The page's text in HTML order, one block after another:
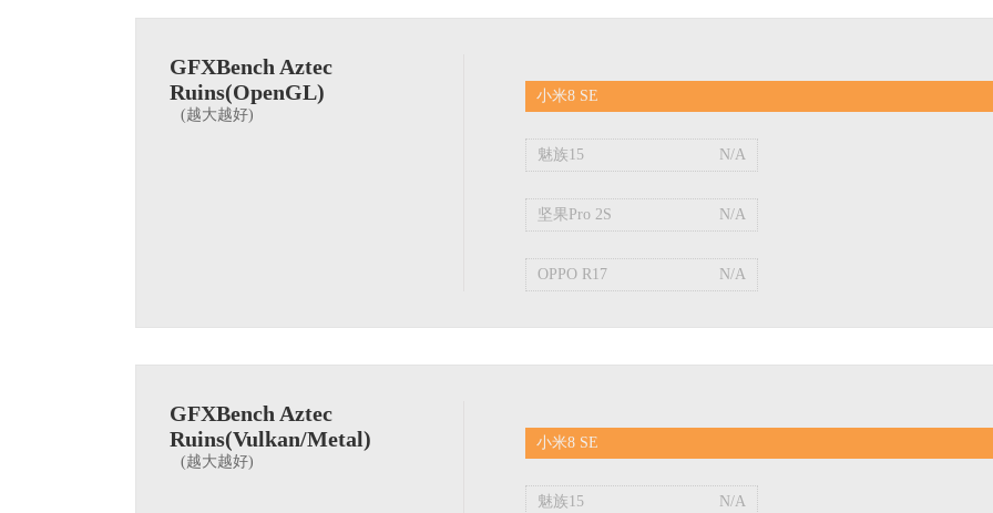
GFXBench Aztec
Ruins(OpenGL)
(越大越好)
小米8 SE
魅族15 N/A
坚果Pro 2S N/A
OPPO R17 N/A
GFXBench Aztec
Ruins(Vulkan/Metal)
(越大越好)
小米8 SE
魅族15 N/A